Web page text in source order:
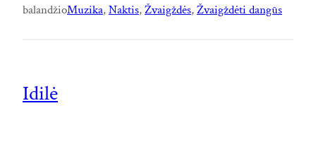
balandžioMuzika, Naktis, Žvaigždės, Žvaigždėti dangūs
Idilė